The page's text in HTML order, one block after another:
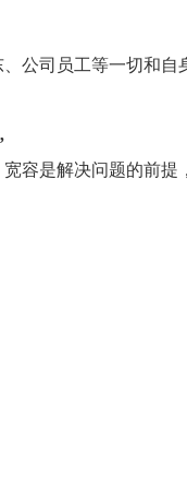
公司员工等一切和
容是解决问题的前